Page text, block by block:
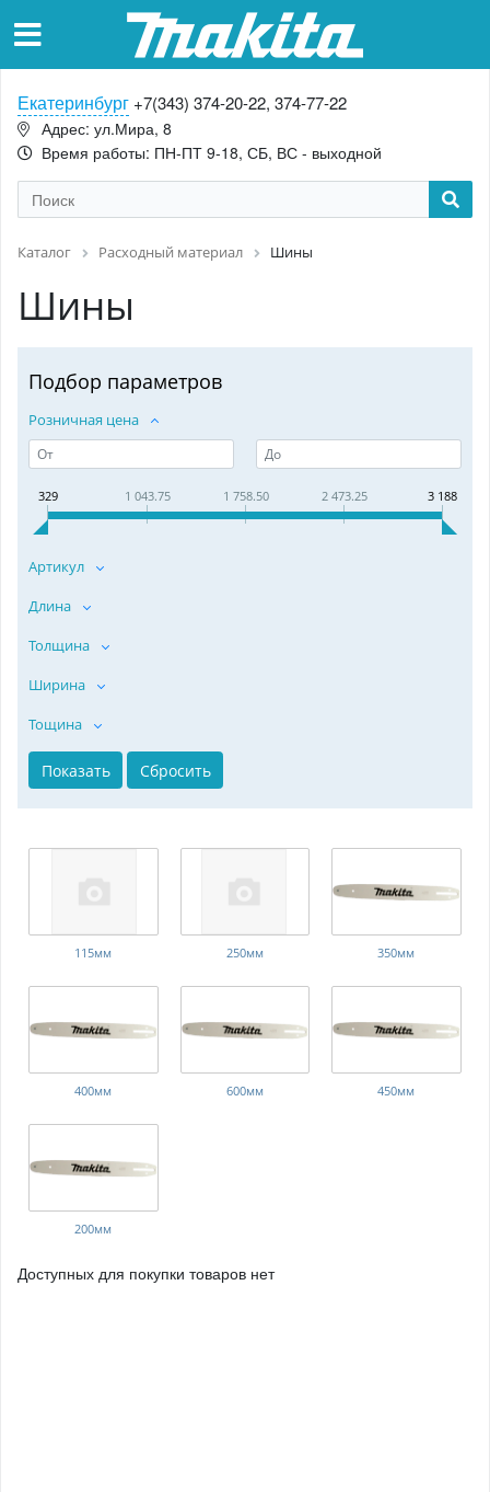
Екатеринбург +7(343) 374-20-22, 374-77-22
Адрес: ул.Мира, 8
Время работы: ПН-ПТ 9-18, СБ, ВС - выходной
Каталог Расходный материал Шины
Шины
Подбор параметров
Розничная цена
329 1 043.75 1 758.50 2 473.25 3 188
Артикул
Длина
Толщина
Ширина
Тощина
115мм 250мм 350мм
400мм 600мм 450мм
200мм
Доступных для покупки товаров нет